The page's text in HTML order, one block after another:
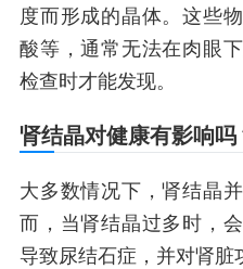
度而形成的晶体。这些
酸等，通常无法在肉眼
检查时才能发现。
肾结晶对健康有影响吗
大多数情况下，肾结晶
而，当肾结晶过多时，
导致尿结石症，并对肾脏